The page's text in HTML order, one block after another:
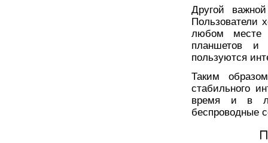
Другой
Пользователи
любом
планшетов и
пользуются
Таким
стабильного
время и в
беспроводные